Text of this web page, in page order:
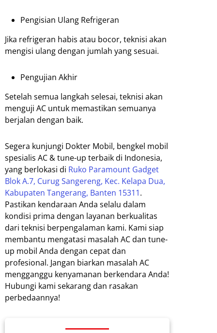
Pengisian Ulang Refrigeran
Jika refrigeran habis atau bocor, teknisi akan
mengisi ulang dengan jumlah yang sesuai.
Pengujian Akhir
Setelah semua langkah selesai, teknisi akan
menguji AC untuk memastikan semuanya
berjalan dengan baik.
Segera kunjungi Dokter Mobil, bengkel mobil
spesialis AC & tune-up terbaik di Indonesia,
yang berlokasi di Ruko Paramount Gadget
Blok A.7, Curug Sangereng, Kec. Kelapa Dua,
Kabupaten Tangerang, Banten 15311.
Pastikan kendaraan Anda selalu dalam
kondisi prima dengan layanan berkualitas
dari teknisi berpengalaman kami. Kami siap
membantu mengatasi masalah AC dan tune-
up mobil Anda dengan cepat dan
profesional. Jangan biarkan masalah AC
mengganggu kenyamanan berkendara Anda!
Hubungi kami sekarang dan rasakan
perbedaannya!